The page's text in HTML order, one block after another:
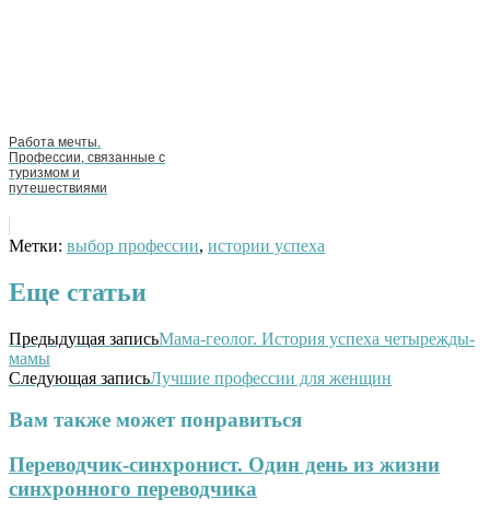
Работа мечты.
Профессии, связанные с
туризмом и
путешествиями
Метки: выбор профессии, истории успеха
Еще статьи
Предыдущая записьМама-геолог. История успеха четырежды-
мамы
Следующая записьЛучшие профессии для женщин
Вам также может понравиться
Переводчик-синхронист. Один день из жизни
синхронного переводчика